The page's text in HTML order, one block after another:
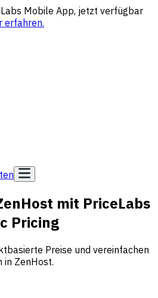
Mobile App, jetzt verfügbar
erfahren.
mit PriceLabs
Pricing
Preise und vereinfachen
in ZenHost.